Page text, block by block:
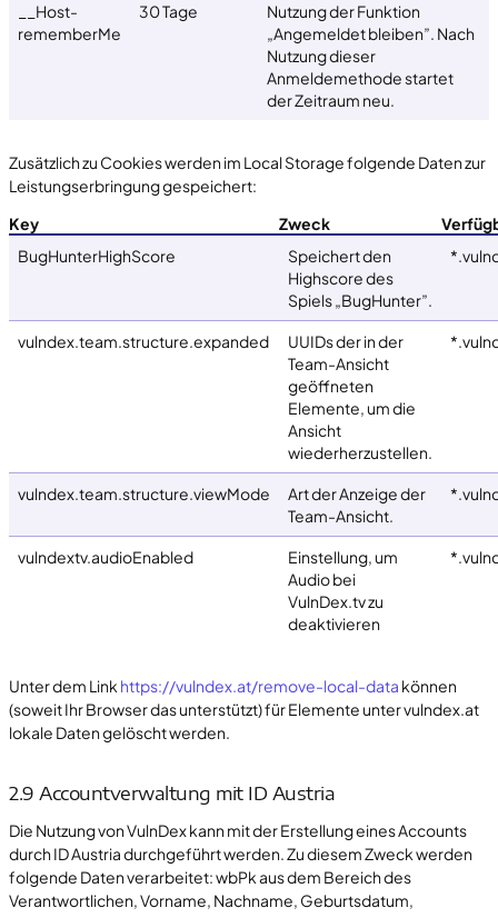
__Host-
rememberMe
30 Tage
Nutzung der Funktion
„Angemeldet bleiben”. Nach
Nutzung dieser
Anmeldemethode startet
der Zeitraum neu.
Zusätzlich zu Cookies werden im Local Storage folgende Daten zur
Leistungserbringung gespeichert:
Key
Zweck
BugHunterHighScore
Speichert den
Highscore des
Spiels „BugHunter”.
vulndex.team.structure.expanded
UUIDs der in der
Team-Ansicht
geöffneten
Elemente, um die
Ansicht
wiederherzustellen.
vulndex.team.structure.viewMode
Art der Anzeige der
Team-Ansicht.
vulndextv.audioEnabled
Einstellung, um
Audio bei
VulnDex.tv zu
deaktivieren
Unter dem Link https://vulndex.at/remove-local-data können
(soweit Ihr Browser das unterstützt) für Elemente unter vulndex.at
lokale Daten gelöscht werden.
2.9 Accountverwaltung mit ID Austria
Die Nutzung von VulnDex kann mit der Erstellung eines Accounts
durch ID Austria durchgeführt werden. Zu diesem Zweck werden
folgende Daten verarbeitet: wbPk aus dem Bereich des
Verantwortlichen, Vorname, Nachname, Geburtsdatum,